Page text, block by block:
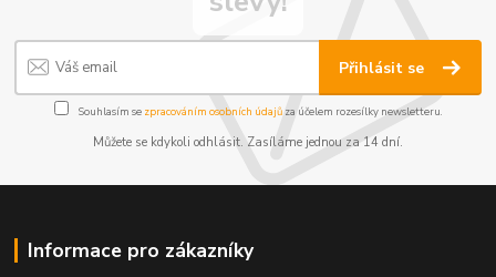
Přihlásit se
Souhlasím se zpracováním osobních údajůza účelem rozesílky newsletteru.
Můžete se kdykoli odhlásit. Zasíláme jednou za 14 dní.
Informace pro zákazníky